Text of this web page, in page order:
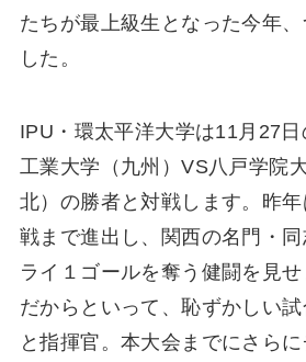
たちが最上級生となった今年
した。
IPU・環太平洋大学は11月27日
工業大学（九州）VS八戸学院
北）の勝者と対戦します。昨
戦まで進出し、関西の名門・
ライ１ゴールを奪う健闘を見
だからといって、恥ずかしい試
と指揮官。本大会までにさら